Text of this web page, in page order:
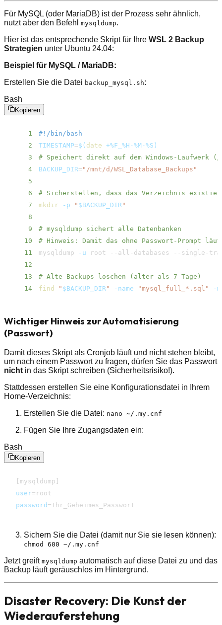
Für MySQL (oder MariaDB) ist der Prozess sehr ähnlich,
nutzt aber den Befehl mysqldump.
Hier ist das entsprechende Skript für Ihre WSL 2 Backup
Strategien unter Ubuntu 24.04:
Beispiel für MySQL / MariaDB:
Erstellen Sie die Datei backup_mysql.sh:
Bash
Kopieren
1
#!/​bin/​bash
2
TIMESTAMP=$( date +%F_%H-%M-%S )
3
# Speichert direkt auf dem Windows-Laufwerk
4
BACKUP_DIR= "/​mnt/​d/​WSL_Database_Backups"
5
6
# Sicherstellen, dass das Verzeichnis
7
mkdir -p " $BACKUP_DIR "
8
9
# mysqldump sichert alle Datenbanken
10
# Hinweis: Damit das ohne Passwort-Prompt
11
mysqldump -u root --all-databases --single-
12
13
# Alte Backups löschen (älter als 7 Tage)
14
find " $BACKUP_DIR " -name "mysql_full_*.sql" -
Wichtiger Hinweis zur Automatisierung
(Passwort)
Damit dieses Skript als Cronjob läuft und nicht stehen bleibt,
um nach einem Passwort zu fragen, dürfen Sie das Passwort
nicht in das Skript schreiben (Sicherheitsrisiko!).
Stattdessen erstellen Sie eine Konfigurationsdatei in Ihrem
Home-Verzeichnis:
Erstellen Sie die Datei: nano ~/.my.cnf
Fügen Sie Ihre Zugangsdaten ein:
Bash
Kopieren
mysqldump
user=
password =Ihr_Geheimes_Passwort
Sichern Sie die Datei (damit nur Sie sie lesen können):
chmod 600 ~/.my.cnf
Jetzt greift mysqldump automatisch auf diese Datei zu und das
Backup läuft geräuschlos im Hintergrund.
Disaster Recovery: Die Kunst der
Wiederauferstehung